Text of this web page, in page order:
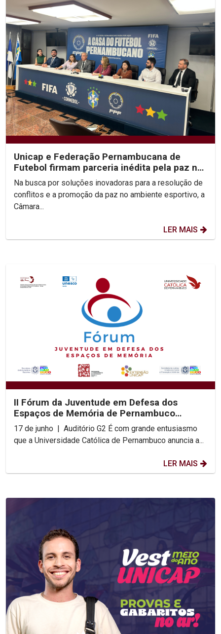
Unicap e Federação Pernambucana de
Futebol firmam parceria inédita pela paz no
esporte
Na busca por soluções inovadoras para a resolução de
conflitos e a promoção da paz no ambiente esportivo, a
Câmara...
LER MAIS
II Fórum da Juventude em Defesa dos
Espaços de Memória de Pernambuco
acontece na UNICAP
17 de junho | Auditório G2 É com grande entusiasmo
que a Universidade Católica de Pernambuco anuncia a...
LER MAIS